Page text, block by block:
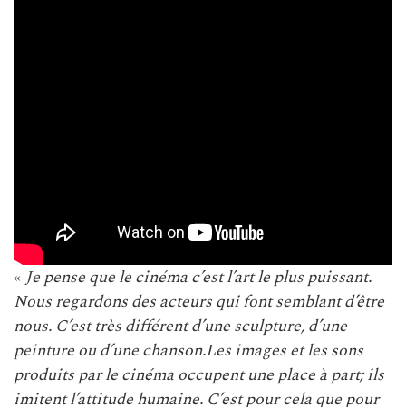
« Je pense que le cinéma c’est l’art le plus puissant.
Nous regardons des acteurs qui font semblant d’être
nous. C’est très différent d’une sculpture, d’une
peinture ou d’une chanson.Les images et les sons
produits par le cinéma occupent une place à part; ils
imitent l’attitude humaine. C’est pour cela que pour